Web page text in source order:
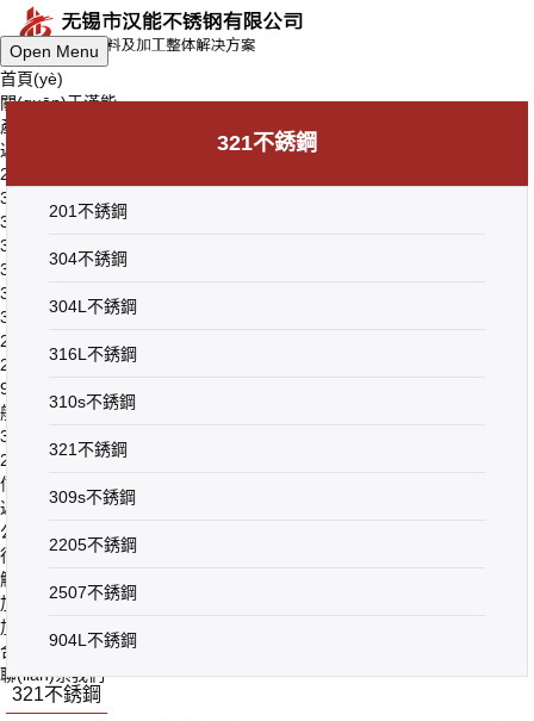
Open Menu
首頁(yè)
關(guān)于漢能
產(chǎn)品中心
返回上一級(jí)
201不銹鋼
304不銹鋼
304L不銹鋼
316L不銹鋼
310s不銹鋼
321不銹鋼
309s不銹鋼
2205不銹鋼
2507不銹鋼
904L不銹鋼
船用不銹鋼
316Ti不銹鋼
2Cr25N不銹鋼
信息中心
返回上一級(jí)
公司動(dòng)態(tài)
行業(yè)資訊
解決方案
加工設(shè)備
加工產(chǎn)品
合作鋼廠
聯(lián)系我們
321不銹鋼
201不銹鋼
304不銹鋼
304L不銹鋼
316L不銹鋼
310s不銹鋼
321不銹鋼
309s不銹鋼
2205不銹鋼
2507不銹鋼
904L不銹鋼
321不銹鋼